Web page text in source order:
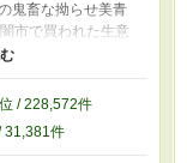
鬼畜な拗らせ美青
市で買われた生意
】 リョウヤは幼い
異世界人(稀人)であ
1人孤独に過ごし
中に捕らえら
位 / 228,572件
31,381件